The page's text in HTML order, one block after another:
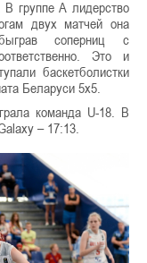
В группе А лидерство
двух матчей она
соперниц с
Это и
баскетболистки
Беларуси 5х5.
команда U-18. В
– 17:13.